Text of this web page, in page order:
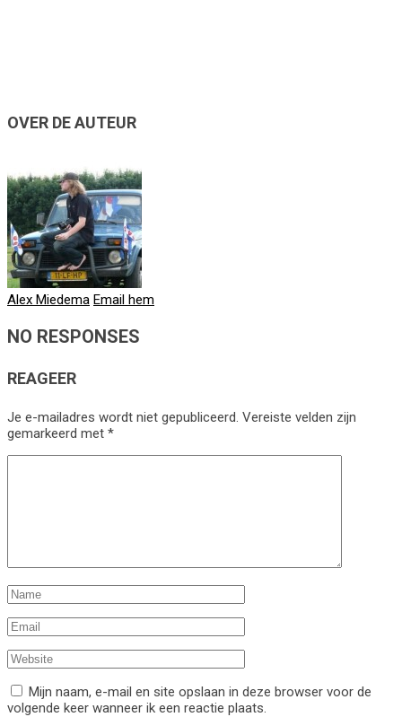
OVER DE AUTEUR
Alex Miedema Email hem
NO RESPONSES
REAGEER
Je e-mailadres wordt niet gepubliceerd. Vereiste velden zijn
gemarkeerd met *
Mijn naam, e-mail en site opslaan in deze browser voor de
volgende keer wanneer ik een reactie plaats.